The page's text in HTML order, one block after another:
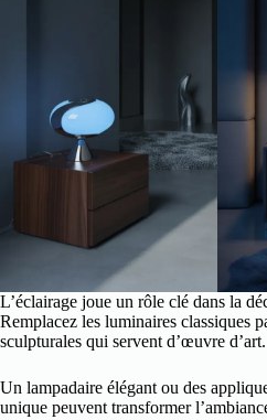
L’éclairage joue un rôle clé dans la
Remplacez les luminaires classiques
sculpturales qui servent d’œuvre d’art.
Un lampadaire élégant ou des
unique peuvent transformer